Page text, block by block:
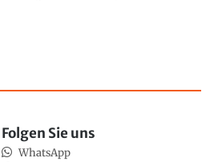
Folgen Sie uns
WhatsApp